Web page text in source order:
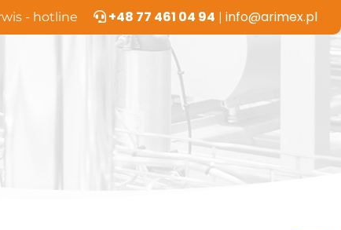
- hotline +48 77 461 04 94 | info@arimex.pl